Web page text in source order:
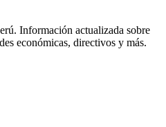
Información actualizada sobre
económicas, directivos y más.